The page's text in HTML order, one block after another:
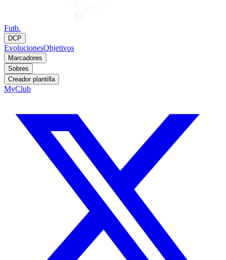
Futb.
DCP
EvolucionesObjetivos
Marcadores
Sobres
Creador plantilla
MyClub